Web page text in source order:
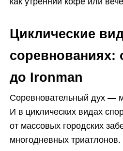
Циклические
соревнованиях:
до Ironman
Соревновательный дух —
И в циклических видах
от массовых городских
многодневных триатлонов.